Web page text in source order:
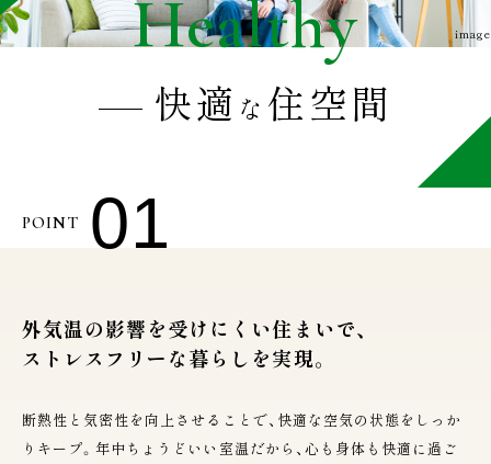
Healthy image
快適 な 住空間
POINT 01
外気温の影響を受けにくい住まいで、
ストレスフリーな暮らしを実現。
断熱性と気密性を向上させることで、快適な空気の状態をしっか
りキープ。年中ちょうどいい室温だから、心も身体も快適に過ご